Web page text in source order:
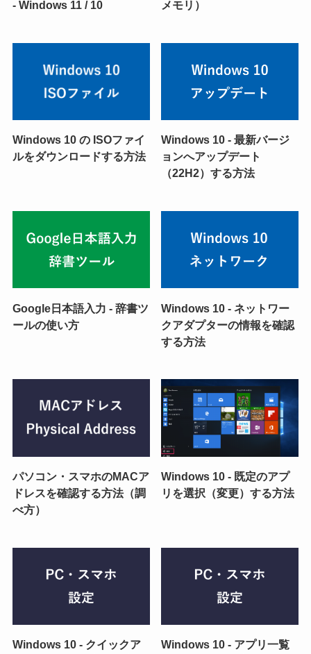
- Windows 11 / 10 メモリ）
Windows 10 の ISOファイ
ルをダウンロードする方法
Windows 10 - 最新バージ
ョンへアップデート
（22H2）する方法
Google日本語入力 - 辞書ツ
ールの使い方
Windows 10 - ネットワー
クアダプターの情報を確認
する方法
パソコン・スマホのMACア
ドレスを確認する方法（調
べ方）
Windows 10 - 既定のアプ
リを選択（変更）する方法
Windows 10 - クイックア
Windows 10 - アプリ一覧